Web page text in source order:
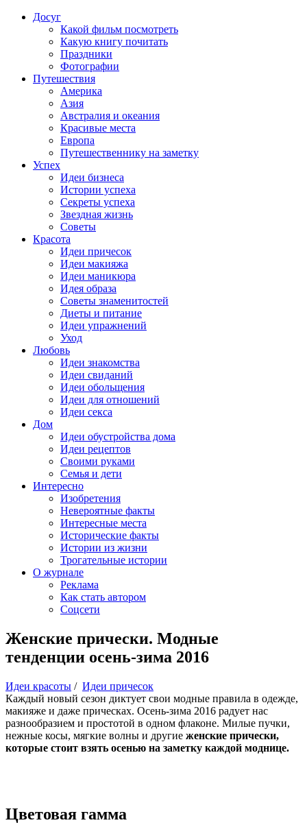
Досуг
Какой фильм посмотреть
Какую книгу почитать
Праздники
Фотографии
Путешествия
Америка
Азия
Австралия и океания
Красивые места
Европа
Путешественнику на заметку
Успех
Идеи бизнеса
Истории успеха
Секреты успеха
Звездная жизнь
Советы
Красота
Идеи причесок
Идеи макияжа
Идеи маникюра
Идея образа
Советы знаменитостей
Диеты и питание
Идеи упражнений
Уход
Любовь
Идеи знакомства
Идеи свиданий
Идеи обольщения
Идеи для отношений
Идеи секса
Дом
Идеи обустройства дома
Идеи рецептов
Своими руками
Семья и дети
Интересно
Изобретения
Невероятные факты
Интересные места
Исторические факты
Истории из жизни
Трогательные истории
О журнале
Реклама
Как стать автором
Соцсети
Женские прически. Модные
тенденции осень-зима 2016
Идеи красоты / Идеи причесок
Каждый новый сезон диктует свои модные правила в одежде,
макияже и даже прическах. Осень-зима 2016 радует нас
разнообразием и простотой в одном флаконе. Милые пучки,
нежные косы, мягкие волны и другие женские прически,
которые стоит взять осенью на заметку каждой моднице.
Цветовая гамма